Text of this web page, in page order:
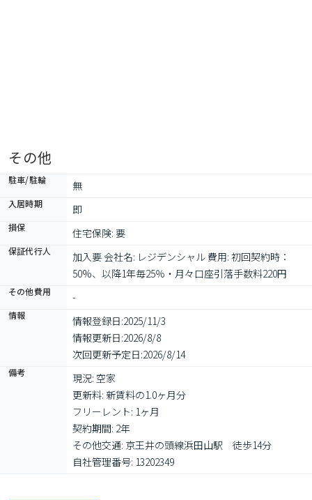
その他
駐車/駐輪 無
入居時期 即
損保 住宅保険: 要
保証代行人
加入要 会社名: レジデンシャル 費用: 初回契約時：
50%、以降1年毎25％・月々口座引落手数料220円
その他費用 -
情報 情報登録日:2025/11/3
情報更新日:2026/8/8
次回更新予定日:2026/8/14
備考
現況: 空家
更新料: 新賃料の1.0ヶ月分
フリーレント: 1ヶ月
契約期間: 2年
その他交通: 京王井の頭線浜田山駅　徒歩14分
自社管理番号: 13202349